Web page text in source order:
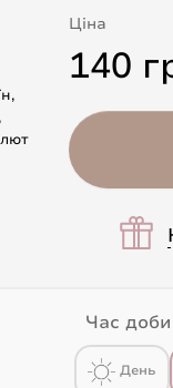
Ціна
140
Час доби
День